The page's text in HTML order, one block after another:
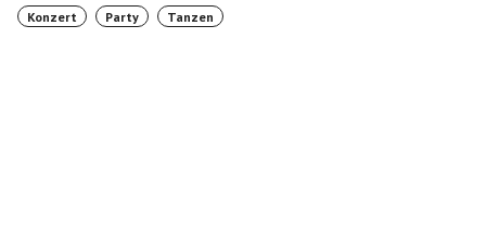
Konzert Party Tanzen